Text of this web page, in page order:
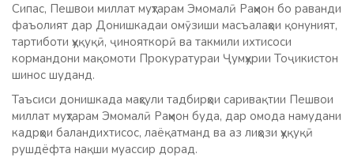
Сипас, Пешвои миллат муҳтарам Эмомалӣ Раҳмон бо раванди
фаъолият дар Донишкадаи омӯзиши масъалаҳои қонуният,
тартиботи ҳуқуқӣ, ҷинояткорӣ ва такмили ихтисоси
кормандони мақомоти Прокуратураи Ҷумҳурии Тоҷикистон
шинос шуданд.
Таъсиси донишкада маҳсули тадбирҳои саривақтии Пешвои
миллат муҳтарам Эмомалӣ Раҳмон буда, дар омода намудани
кадрҳои баландихтисос, лаёқатманд ва аз лиҳози ҳуқуқӣ
рушдёфта нақши муассир дорад.